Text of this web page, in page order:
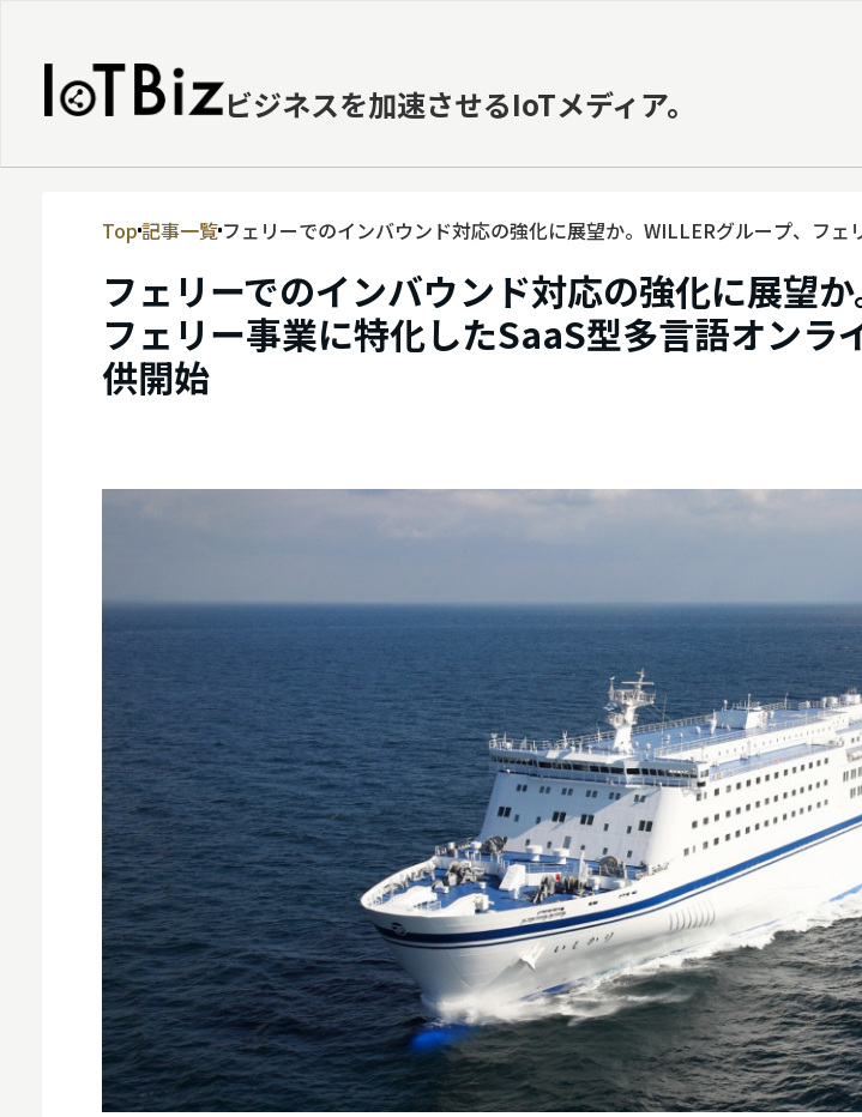
ビジネスを加速させるIoTメディア。
MVNE
エッジ
LPWA
MVNO
PR
5G
クラウド
M2M
VPN
スマート〇〇
スマート農業
ドローン
ロボット
Top記事一覧フェリーでのインバウンド対応の強化に展望か。WILLERグループ、フェ
フェリーでのインバウンド対応の強化に展望か
フェリー事業に特化したSaaS型多言語オンラ
供開始